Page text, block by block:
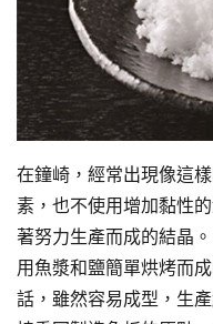
在鐘崎，經常出現像這
素，也不使用增加黏性
著努力生產而成的結晶
用魚漿和鹽簡單烘烤而
話，雖然容易成型，生